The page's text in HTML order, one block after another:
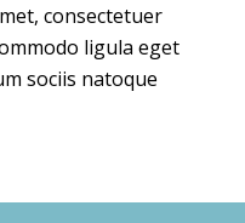
consectetuer
ligula eget
sociis natoque